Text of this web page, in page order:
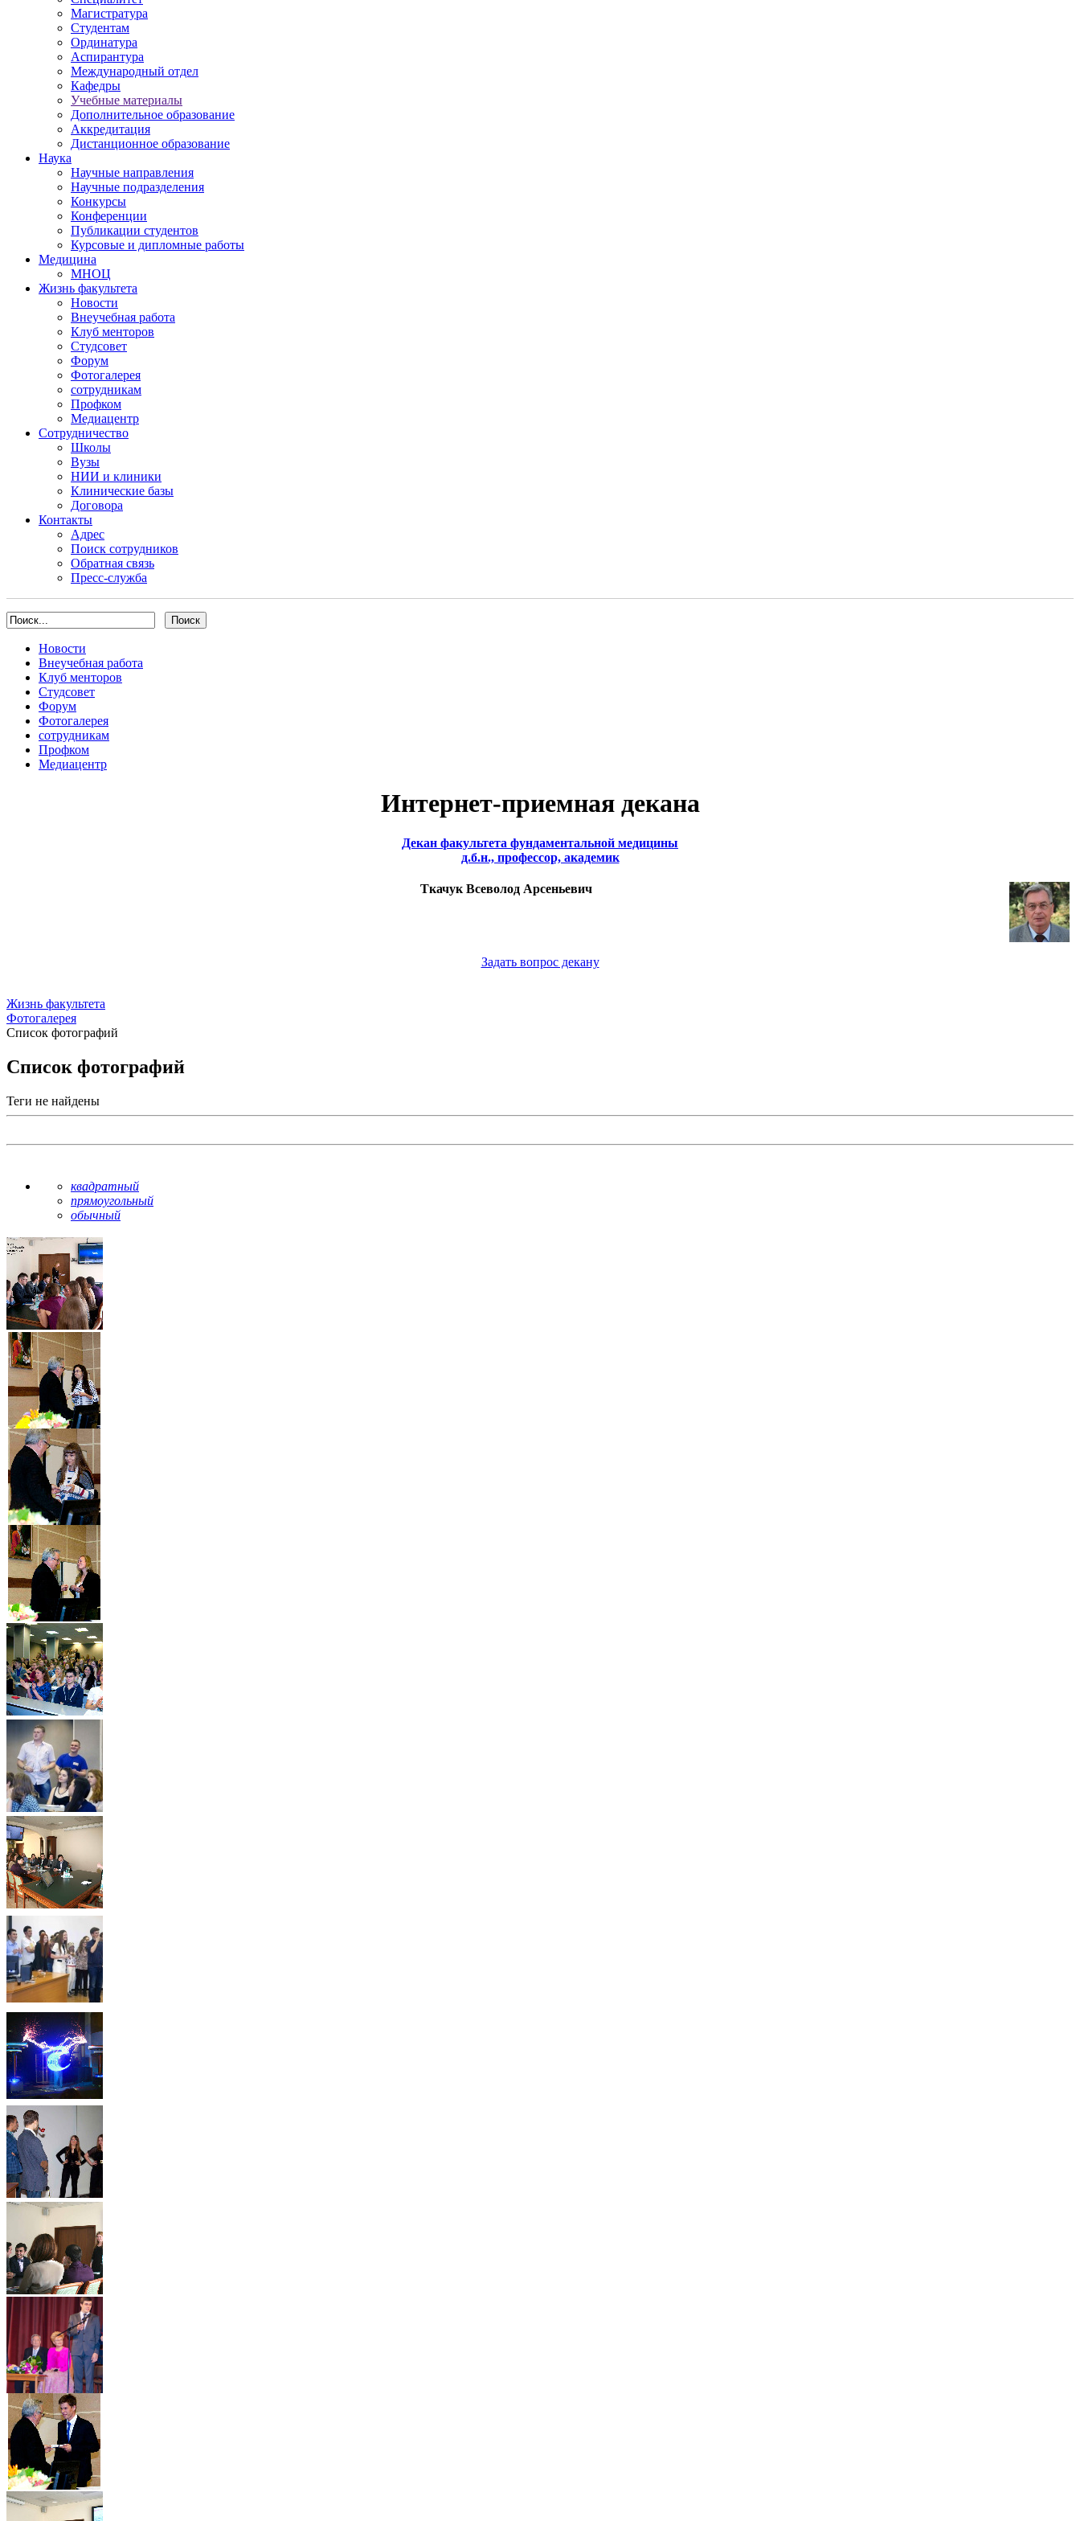
Магистратура
Студентам
Ординатура
Аспирантура
Международный отдел
Кафедры
Учебные материалы
Дополнительное образование
Аккредитация
Дистанционное образование
Наука
Научные направления
Научные подразделения
Конкурсы
Конференции
Публикации студентов
Курсовые и дипломные работы
Медицина
МНОЦ
Жизнь факультета
Новости
Внеучебная работа
Клуб менторов
Студсовет
Форум
Фотогалерея
сотрудникам
Профком
Медиацентр
Сотрудничество
Школы
Вузы
НИИ и клиники
Клинические базы
Договора
Контакты
Адрес
Поиск сотрудников
Обратная связь
Пресс-служба
Новости
Внеучебная работа
Клуб менторов
Студсовет
Форум
Фотогалерея
сотрудникам
Профком
Медиацентр
Интернет-приемная декана
Декан факультета фундаментальной медицины
д.б.н., профессор, академик
Ткачук Всеволод Арсеньевич
Задать вопрос декану
Жизнь факультета
Фотогалерея
Список фотографий
Список фотографий
Теги не найдены
квадратный
прямоугольный
обычный